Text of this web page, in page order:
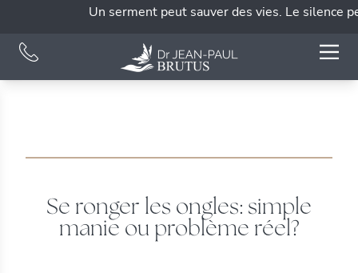
Un serment peut sauver des vies. Le silence
Se ronger les ongles: simple
manie ou problème réel?